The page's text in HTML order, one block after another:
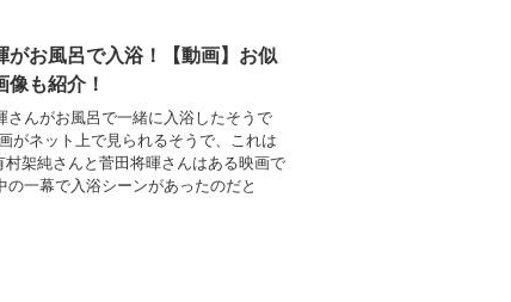
がお風呂で入浴！【動画】お似
も紹介！
さんがお風呂で一緒に入浴したそうで
がネット上で見られるそうで、これは
村架純さんと菅田将暉さんはある映画で
の一幕で入浴シーンがあったのだと